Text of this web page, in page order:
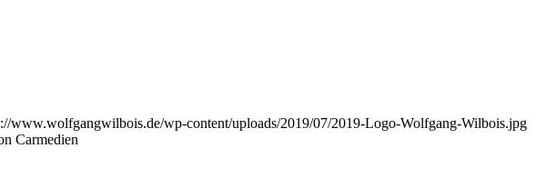
www.wolfgangwilbois.de/wp-content/uploads/2019/07/2019-Logo-Wolfgang-Wilbois.jpg
Carmedien